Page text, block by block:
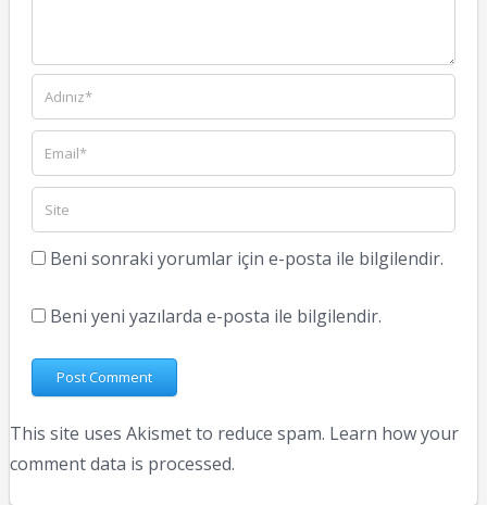
Beni sonraki yorumlar için e-posta ile bilgilendir.
Beni yeni yazılarda e-posta ile bilgilendir.
This site uses Akismet to reduce spam. Learn how your
comment data is processed.